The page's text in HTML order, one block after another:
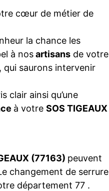
cœur de métier de
la chance les
à nosartisans de votre
qui saurons intervenir
clair ainsi qu’une
à votre SOS TIGEAUX
(77163) peuvent
changement de serrure
département 77 .